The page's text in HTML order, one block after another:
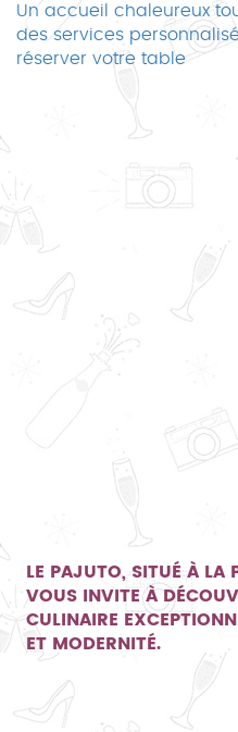
Un accueil chaleureux
des services
réserver votre table
LE PAJUTO, SITUÉ À LA
VOUS INVITE À
CULINAIRE
ET MODERNITÉ.